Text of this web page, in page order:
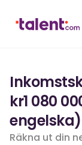
kr1 080
Räkna ut din